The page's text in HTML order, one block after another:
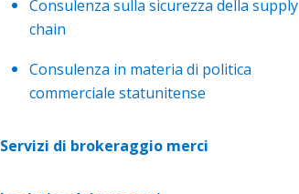
Consulenza sulla sicurezza della supply
chain
Consulenza in materia di politica
commerciale statunitense
Servizi di brokeraggio merci